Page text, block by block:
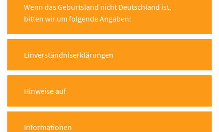
Wenn das Geburtsland nicht Deutschland ist,
bitten wir um folgende Angaben:
Einverständniserklärungen
Hinweise auf
Informationen